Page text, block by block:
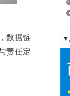
数据链
责任定
▼